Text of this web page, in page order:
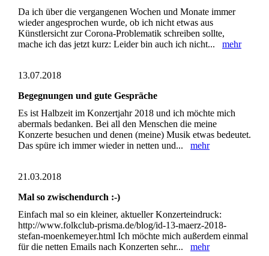
Da ich über die vergangenen Wochen und Monate immer
wieder angesprochen wurde, ob ich nicht etwas aus
Künstlersicht zur Corona-Problematik schreiben sollte,
mache ich das jetzt kurz: Leider bin auch ich nicht... mehr
13.07.2018
Begegnungen und gute Gespräche
Es ist Halbzeit im Konzertjahr 2018 und ich möchte mich
abermals bedanken. Bei all den Menschen die meine
Konzerte besuchen und denen (meine) Musik etwas bedeutet.
Das spüre ich immer wieder in netten und... mehr
21.03.2018
Mal so zwischendurch :-)
Einfach mal so ein kleiner, aktueller Konzerteindruck:
http://www.folkclub-prisma.de/blog/id-13-maerz-2018-
stefan-moenkemeyer.html Ich möchte mich außerdem einmal
für die netten Emails nach Konzerten sehr... mehr